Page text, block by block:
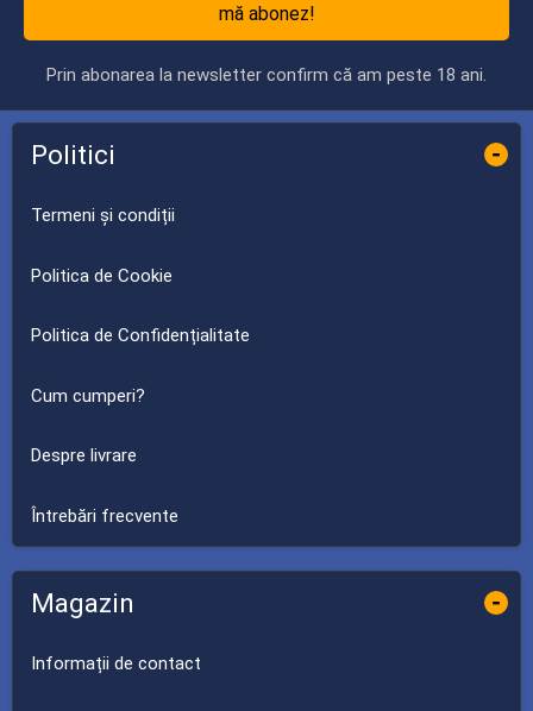
mă abonez!
Prin abonarea la newsletter confirm că am peste 18 ani.
Politici -
Termeni și condiții
Politica de Cookie
Politica de Confidențialitate
Cum cumperi?
Despre livrare
Întrebări frecvente
Magazin -
Informații de contact